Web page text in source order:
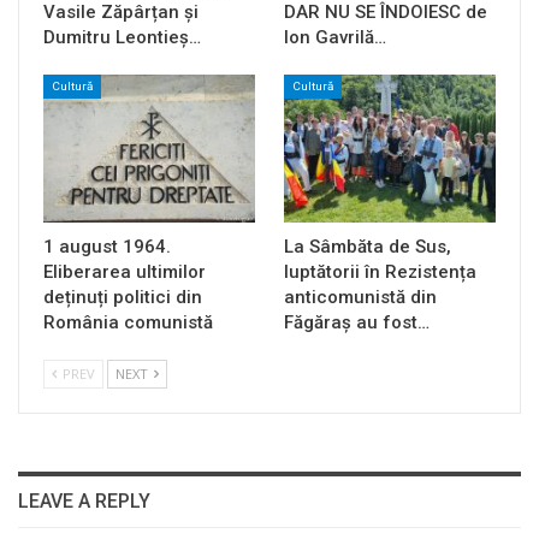
Vasile Zăpârțan și
Dumitru Leontieș…
DAR NU SE ÎNDOIESC de
Ion Gavrilă…
Cultură
1 august 1964.
Eliberarea ultimilor
deținuți politici din
România comunistă
Cultură
La Sâmbăta de Sus,
luptătorii în Rezistența
anticomunistă din
Făgăraș au fost…
PREV NEXT
LEAVE A REPLY